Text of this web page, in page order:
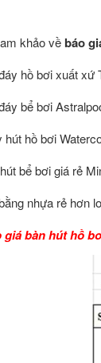
khảo vềbáo
hồ bơi xuất xứ
bể bơi
hút hồ bơi
bể bơi giá rẻ
nhựa rẻ hơn
giá bàn hút hồ